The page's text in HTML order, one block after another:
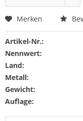
Merken
Artikel-Nr.:
Nennwert:
Land:
Metall:
Gewicht:
Auflage: